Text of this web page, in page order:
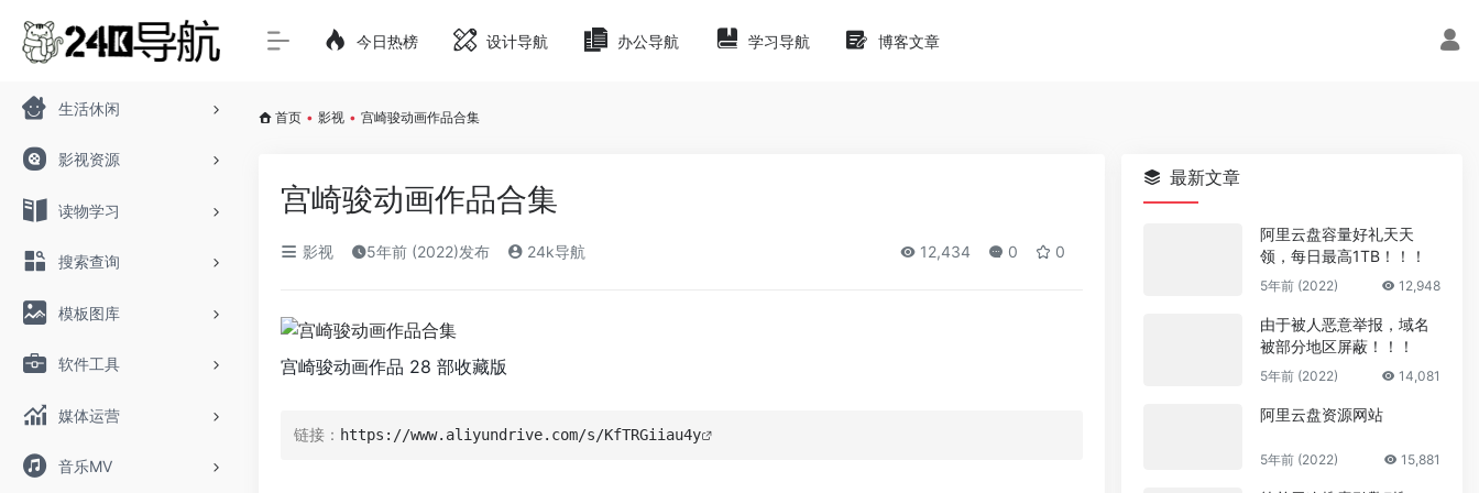
生活休闲
影视资源
读物学习
搜索查询
模板图库
软件工具
媒体运营
音乐MV
今日热榜 设计导航 办公导航 学习导航 博客文章
首页 • 影视 • 宫崎骏动画作品合集
宫崎骏动画作品合集
影视 5年前 (2022)发布 24k导航 12,434 0 0
宫崎骏动画作品 28 部收藏版
链接： https://www.aliyundrive.com/s/KfTRGiiau4y
最新文章
阿里云盘容量好礼天天
领，每日最高1TB！！！
5年前 (2022) 12,948
由于被人恶意举报，域名
被部分地区屏蔽！！！
5年前 (2022) 14,081
阿里云盘资源网站
5年前 (2022) 15,881